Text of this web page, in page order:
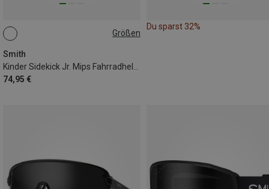
Größen
Smith
74,95 €
48-52CM
Du sparst 32%